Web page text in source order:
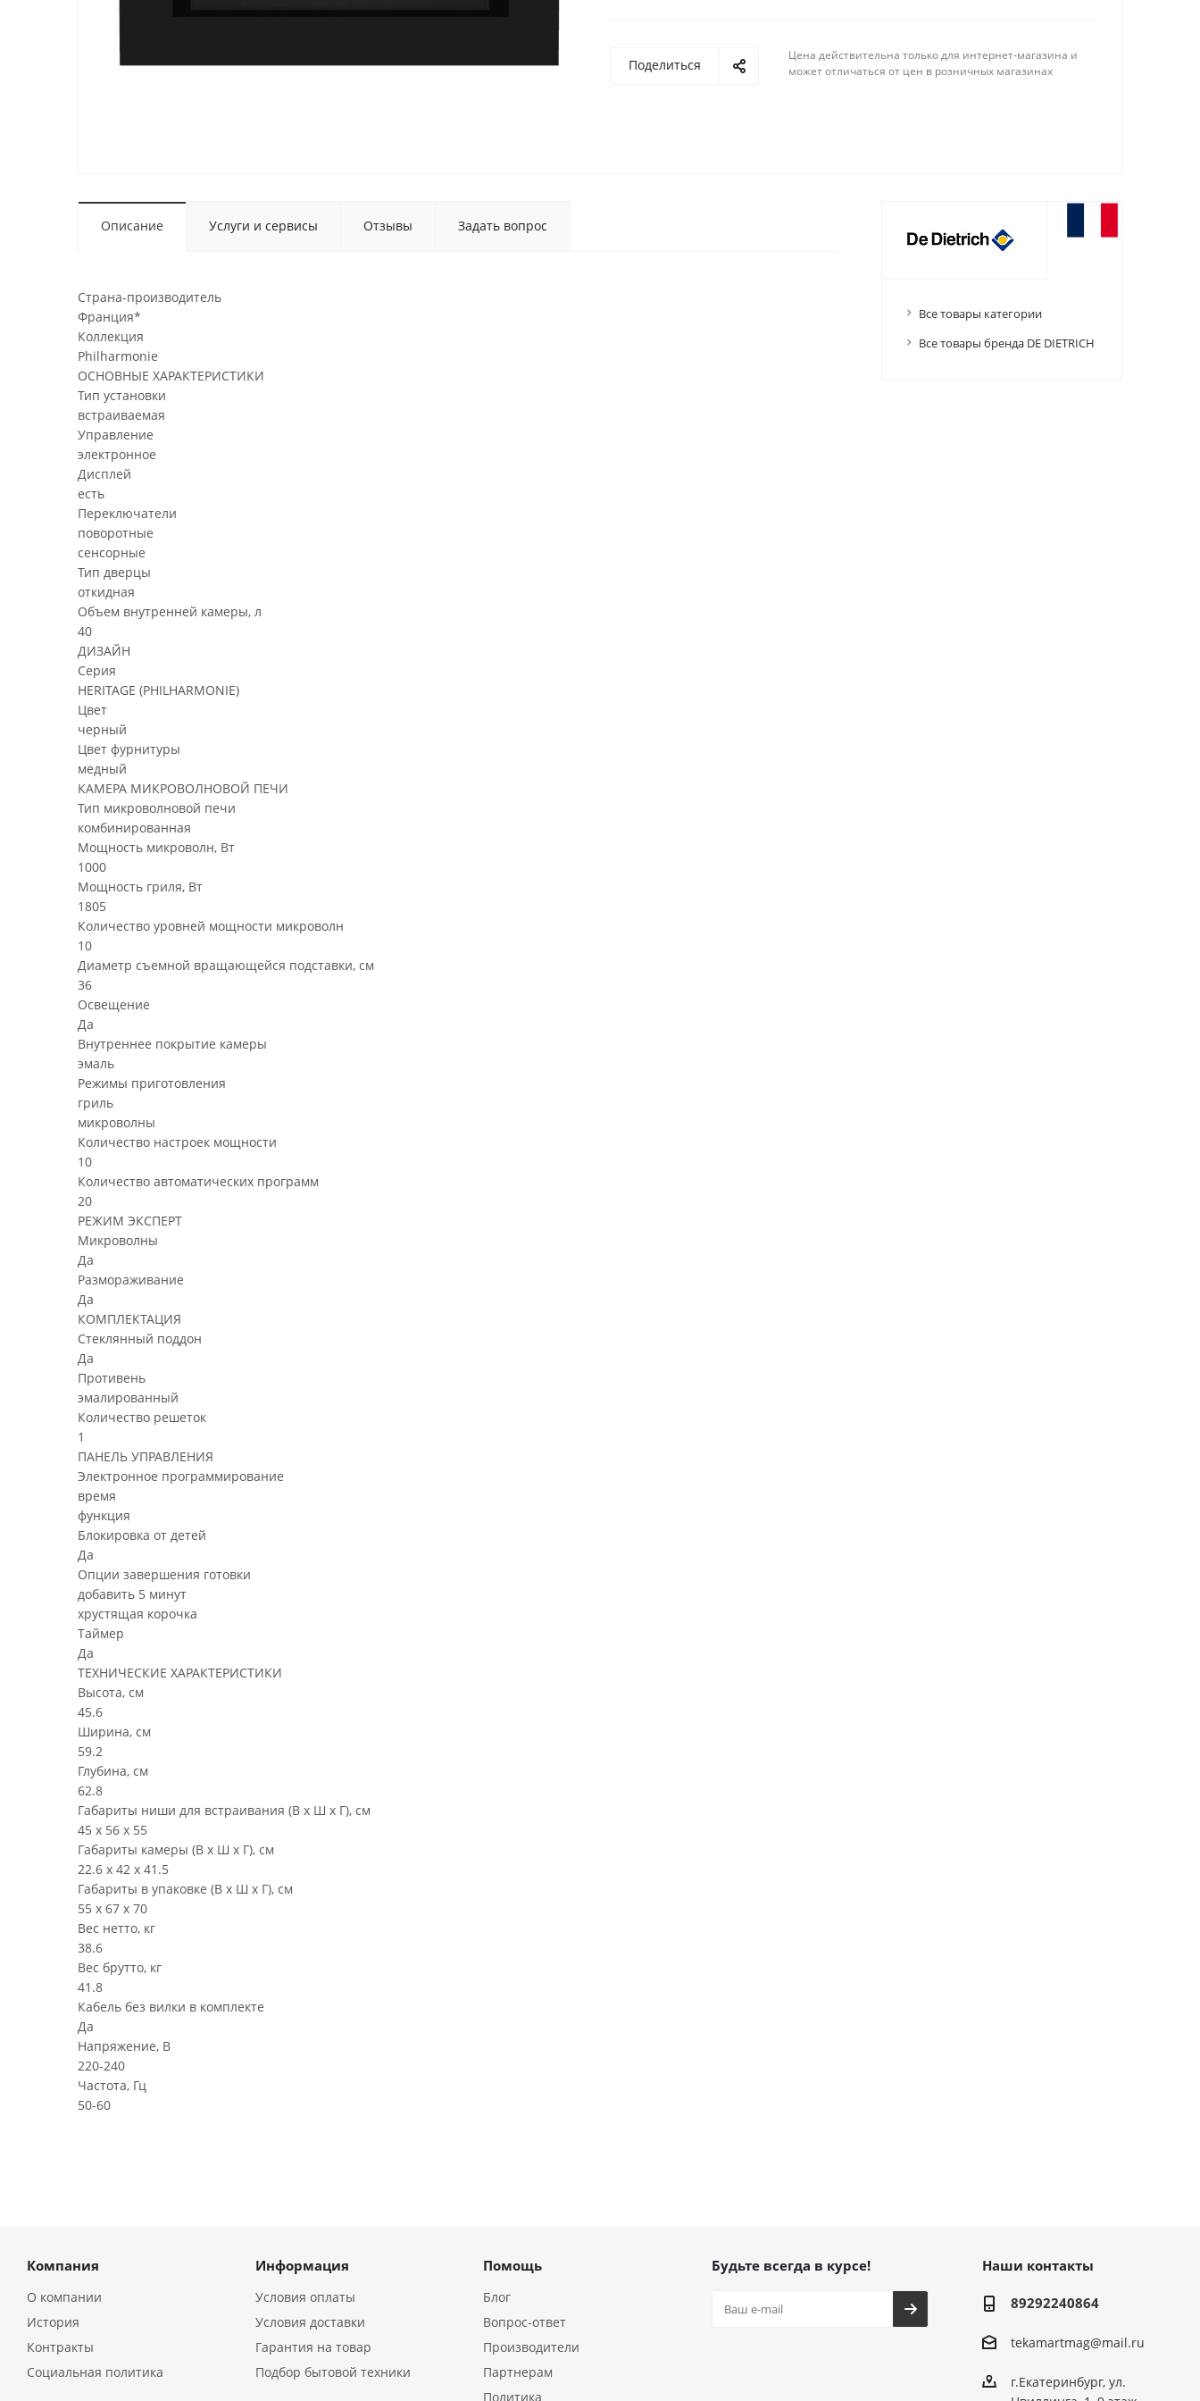
Поделиться
Цена действительна только для интернет-магазина и
может отличаться от цен в розничных магазинах
Описание Услуги и сервисы Отзывы Задать вопрос
Страна-производитель
Франция*
Коллекция
Philharmonie
ОСНОВНЫЕ ХАРАКТЕРИСТИКИ
Тип установки
встраиваемая
Управление
электронное
Дисплей
есть
Переключатели
поворотные
сенсорные
Тип дверцы
откидная
Объем внутренней камеры, л
40
ДИЗАЙН
Серия
HERITAGE (PHILHARMONIE)
Цвет
черный
Цвет фурнитуры
медный
КАМЕРА МИКРОВОЛНОВОЙ ПЕЧИ
Тип микроволновой печи
комбинированная
Мощность микроволн, Вт
1000
Мощность гриля, Вт
1805
Количество уровней мощности микроволн
10
Диаметр съемной вращающейся подставки, см
36
Освещение
Да
Внутреннее покрытие камеры
эмаль
Режимы приготовления
гриль
микроволны
Количество настроек мощности
10
Количество автоматических программ
20
РЕЖИМ ЭКСПЕРТ
Микроволны
Да
Размораживание
Да
КОМПЛЕКТАЦИЯ
Стеклянный поддон
Да
Противень
эмалированный
Количество решеток
1
ПАНЕЛЬ УПРАВЛЕНИЯ
Электронное программирование
время
функция
Блокировка от детей
Да
Опции завершения готовки
добавить 5 минут
хрустящая корочка
Таймер
Да
ТЕХНИЧЕСКИЕ ХАРАКТЕРИСТИКИ
Высота, см
45.6
Ширина, см
59.2
Глубина, см
62.8
Габариты ниши для встраивания (В х Ш х Г), см
45 х 56 х 55
Габариты камеры (В х Ш х Г), см
22.6 х 42 х 41.5
Габариты в упаковке (В х Ш х Г), см
55 х 67 х 70
Вес нетто, кг
38.6
Вес брутто, кг
41.8
Кабель без вилки в комплекте
Да
Напряжение, В
220-240
Частота, Гц
50-60
Все товары категории
Все товары бренда DE DIETRICH
Компания
О компании
История
Контракты
Социальная политика
Информация
Условия оплаты
Условия доставки
Гарантия на товар
Подбор бытовой техники
Помощь
Блог
Вопрос-ответ
Производители
Партнерам
Политика
Будьте всегда в курсе! Наши контакты
89292240864
tekamartmag@mail.ru
г.Екатеринбург, ул.